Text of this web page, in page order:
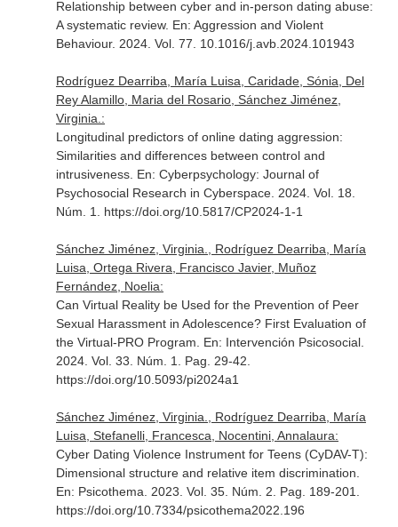
Relationship between cyber and in-person dating abuse:
A systematic review. En: Aggression and Violent
Behaviour. 2024. Vol. 77. 10.1016/j.avb.2024.101943
Rodríguez Dearriba, María Luisa, Caridade, Sónia, Del
Rey Alamillo, Maria del Rosario, Sánchez Jiménez,
Virginia.:
Longitudinal predictors of online dating aggression:
Similarities and differences between control and
intrusiveness. En: Cyberpsychology: Journal of
Psychosocial Research in Cyberspace. 2024. Vol. 18.
Núm. 1. https://doi.org/10.5817/CP2024-1-1
Sánchez Jiménez, Virginia., Rodríguez Dearriba, María
Luisa, Ortega Rivera, Francisco Javier, Muñoz
Fernández, Noelia:
Can Virtual Reality be Used for the Prevention of Peer
Sexual Harassment in Adolescence? First Evaluation of
the Virtual-PRO Program. En: Intervención Psicosocial.
2024. Vol. 33. Núm. 1. Pag. 29-42.
https://doi.org/10.5093/pi2024a1
Sánchez Jiménez, Virginia., Rodríguez Dearriba, María
Luisa, Stefanelli, Francesca, Nocentini, Annalaura:
Cyber Dating Violence Instrument for Teens (CyDAV-T):
Dimensional structure and relative item discrimination.
En: Psicothema . 2023. Vol. 35. Núm. 2. Pag. 189-201.
https://doi.org/10.7334/psicothema2022.196